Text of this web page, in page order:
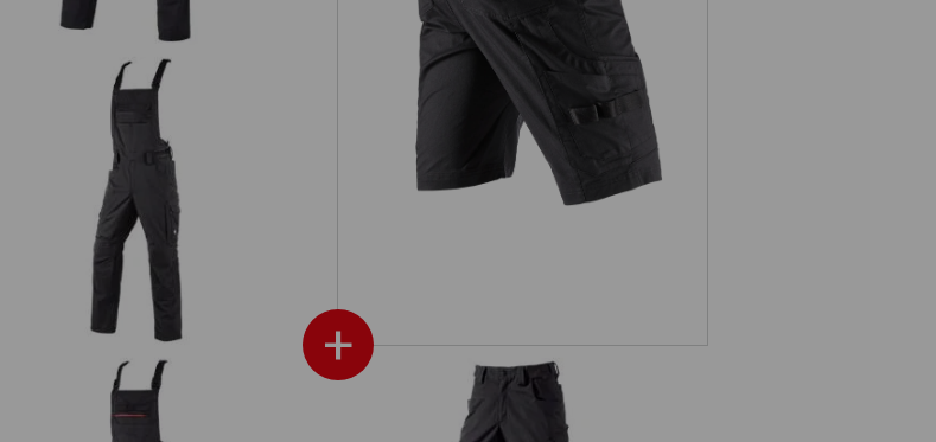
Short e.s.concrete light
+
Salopette e.s.concrete solid